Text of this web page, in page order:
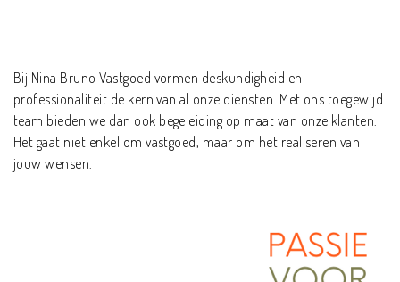
Bij Nina Bruno Vastgoed vormen deskundigheid en
professionaliteit de kern van al onze diensten. Met ons toegewijd
team bieden we dan ook begeleiding op maat van onze klanten.
Het gaat niet enkel om vastgoed, maar om het realiseren van
jouw wensen.